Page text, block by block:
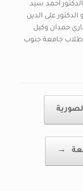
أحمد سيد
على الدين
حمدان وكيل
جامعة جنوب
→